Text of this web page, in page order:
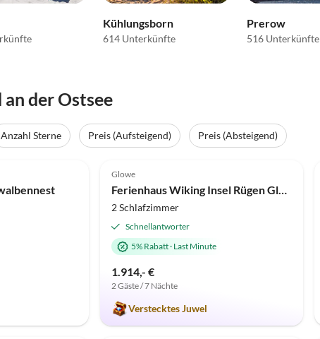
Kühlungsborn
614 Unterkünfte
Prerow
516 Unterkünfte
der Ostsee
Anzahl Sterne Preis (Aufsteigend) Preis (Absteigend)
Top-Inserat Top-Inserat
Glowe
Ferienhaus Wiking Insel Rügen Glowe
2 Schlafzimmer
Schnellantworter
5% Rabatt· Last Minute
1.914,- €
2 Gäste / 7 Nächte
Verstecktes Juwel
Top-Inserat Top-Inserat
4.8 (1)